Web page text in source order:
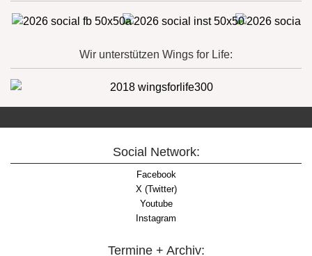
Wir unterstützen Wings for Life:
Social Network:
Facebook
X (Twitter)
Youtube
Instagram
Termine + Archiv: